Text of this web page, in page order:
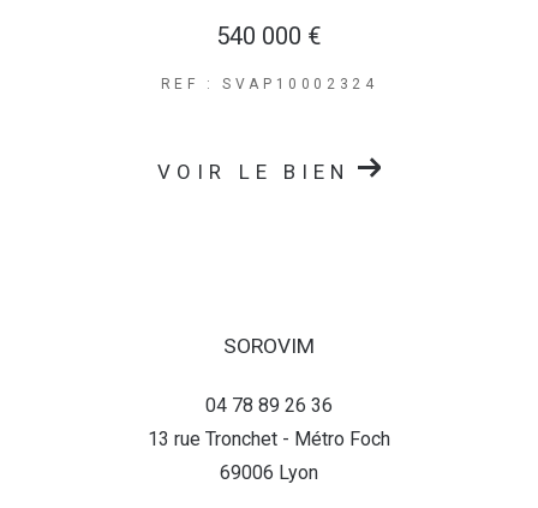
540 000 €
REF : SVAP10002324
VOIR LE BIEN
SOROVIM
04 78 89 26 36
13 rue Tronchet - Métro Foch
69006
lyon